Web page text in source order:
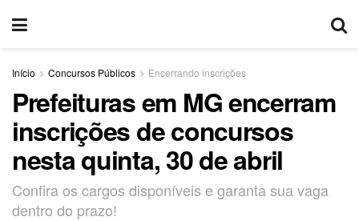
Início Concursos Públicos Encerrando inscrições
Prefeituras em MG encerram
inscrições de concursos
nesta quinta, 30 de abril
Confira os cargos disponíveis e garanta sua vaga
dentro do prazo!